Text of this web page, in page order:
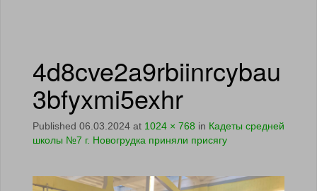
4d8cve2a9rbiinrcybau
3bfyxmi5exhr
Published 06.03.2024 at 1024 × 768 in Кадеты средней
школы №7 г. Новогрудка приняли присягу